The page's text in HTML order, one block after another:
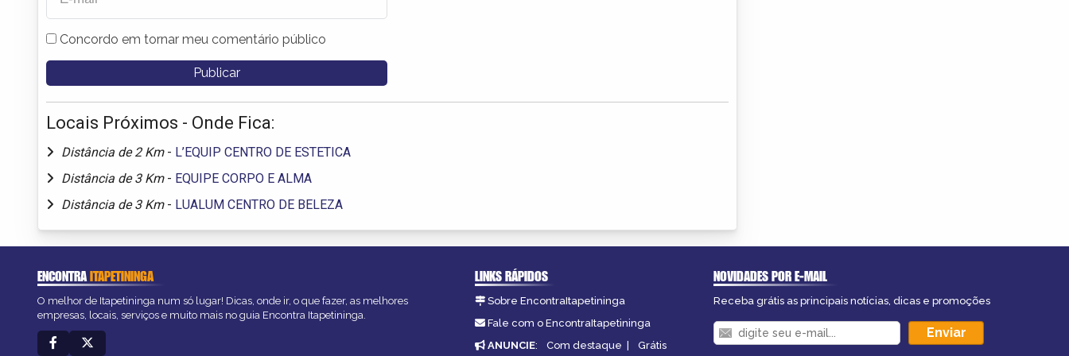
Concordo em tornar meu comentário público
Locais Próximos - Onde Fica:
Distância de 2 Km - L’EQUIP CENTRO DE ESTETICA
Distância de 3 Km - EQUIPE CORPO E ALMA
Distância de 3 Km - LUALUM CENTRO DE BELEZA
ENCONTRAITAPETININGA
O melhor de Itapetininga num só lugar! Dicas, onde ir, o que fazer, as melhores
empresas, locais, serviços e muito mais no guia Encontra Itapetininga.
LINKS RÁPIDOS
Sobre EncontraItapetininga
Fale com o EncontraItapetininga
ANUNCIE: Com destaque | Grátis
NOVIDADES POR E-MAIL
Receba grátis as principais notícias, dicas e promoções